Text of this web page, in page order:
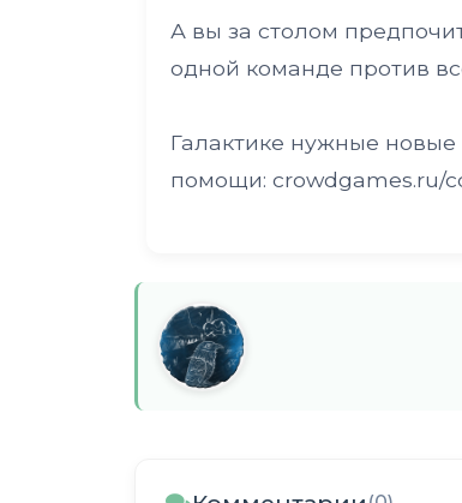
А вы за столом
одной команде против
Галактике нужные
помощи: crowdgames.ru/